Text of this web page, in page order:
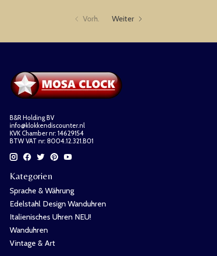
Vorh. Weiter
B&R Holding BV
info@klokkendiscounter.nl
KVK Chamber nr: 14629154
BTW VAT nr: 8004.12.321.B01
Kategorien
Sprache & Währung
Edelstahl Design Wanduhren
Italienisches Uhren NEU!
Wanduhren
Vintage & Art